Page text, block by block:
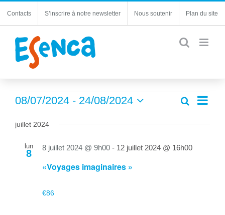
Contacts S’inscrire à notre newsletter Nous soutenir Plan du site
Évènements
de
Recherche
vues
Liste
08/07/2024 - 24/08/2024
une
juillet 2024
lun
8
«Voyages imaginaires »
8 juillet 2024 @ 9h00 - 12 juillet 2024 @ 16h00
€86